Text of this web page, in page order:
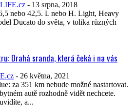
- 13 srpna, 2018
nebo 42,5. L nebo H. Light, Heavy
Ducato do světa, v tolika různých
Drahá sranda, která čeká i na vás
- 26 května, 2021
za 351 km nebude možné nastartovat.
autě rozhodně vidět nechcete.
a...